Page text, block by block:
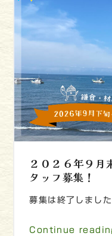
２０２６年９月
タッフ募集！
募集は終了しま
Continue